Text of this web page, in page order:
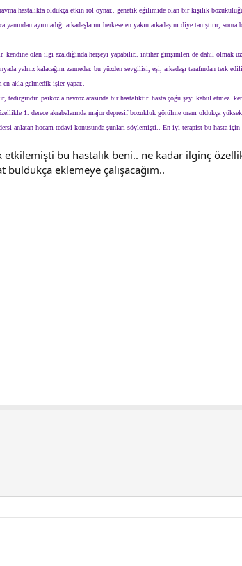
hastalıkta oldukça etkin rol oynar.. genetik eğilimide olan bir kişilik
ayırmadığı arkadaşlarını herkese en yakın arkadaşım diye tanıştırır,
kendine olan ilgi azaldığında herşeyi yapabilir.. intihar girişimleri de dahil olmak
yalnız kalacağını zanneder. bu yüzden sevgilisi, eşi, arkadaşı tarafından terk
en akla gelmedik işler yapar..
tedirgindir. psikozla nevroz arasında bir hastalıktır. hasta çoğu şeyi kabul etmez.
1. derece akrabalarında major depresif bozukluk görülme oranı oldukça
anlatan hocam tedavi konusunda şunları söylemişti.. En iyi terapist bu hasta
bu hastalık beni.. ne kadar ilginç
buldukça eklemeye çalışacağım..